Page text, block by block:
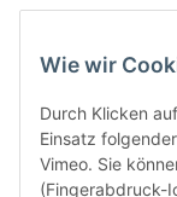
Kategorien
Wie wir
Durch Klicken
Einsatz
Vimeo. Sie
(Fingerabdruck-